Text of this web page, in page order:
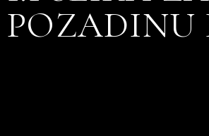
POZADINU